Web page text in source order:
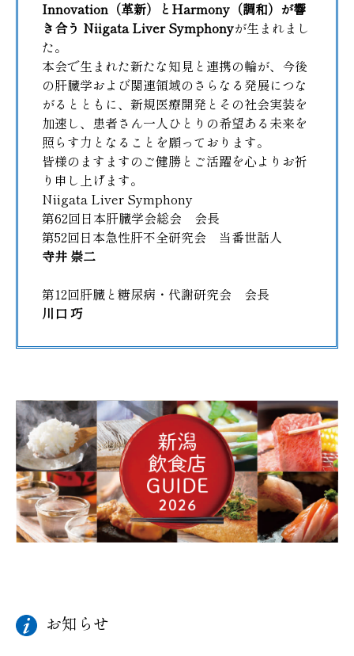
Innovation（革新）とHarmony（調和）が響
き合う Niigata Liver Symphonyが生まれまし
た。
本会で生まれた新たな知見と連携の輪が、今後
の肝臓学および関連領域のさらなる発展につな
がるとともに、新規医療開発とその社会実装を
加速し、患者さん一人ひとりの希望ある未来を
照らす力となることを願っております。
皆様のますますのご健勝とご活躍を心よりお祈
り申し上げます。
Niigata Liver Symphony
第62回日本肝臓学会総会 会長
第52回日本急性肝不全研究会 当番世話人
寺井 崇二
第12回肝臓と糖尿病・代謝研究会 会長
川口 巧
お知らせ